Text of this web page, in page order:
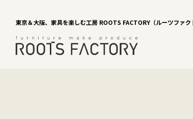
東京＆大阪、家具を楽しむ工房 ROOTS FACTORY（ルーツファ